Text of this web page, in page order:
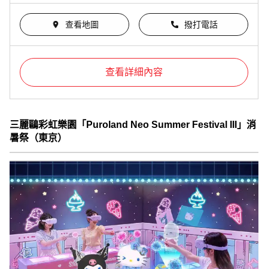
查看地圖 撥打電話
查看詳細內容
三麗鷗彩虹樂園「Puroland Neo Summer Festival III」消
暑祭（東京）